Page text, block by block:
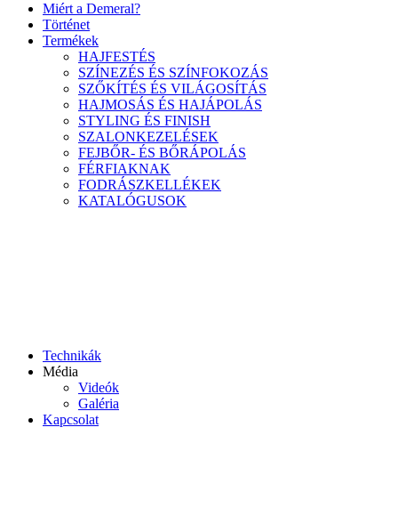
Miért a Demeral?
Történet
Termékek
HAJFESTÉS
SZÍNEZÉS ÉS SZÍNFOKOZÁS
SZŐKÍTÉS ÉS VILÁGOSÍTÁS
HAJMOSÁS ÉS HAJÁPOLÁS
STYLING ÉS FINISH
SZALONKEZELÉSEK
FEJBŐR- ÉS BŐRÁPOLÁS
FÉRFIAKNAK
FODRÁSZKELLÉKEK
KATALÓGUSOK
Technikák
Média
Videók
Galéria
Kapcsolat